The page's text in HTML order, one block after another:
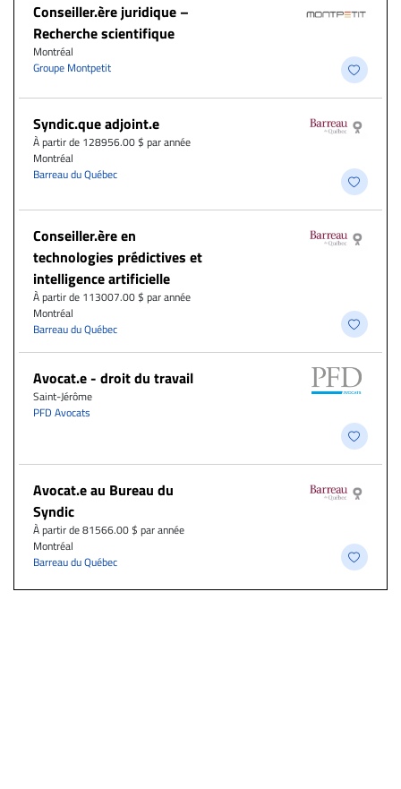
Conseiller.ère juridique –
Recherche scientifique
Montréal
Groupe Montpetit
Syndic.que adjoint.e
À partir de 128956.00 $ par année
Montréal
Barreau du Québec
Conseiller.ère en
technologies prédictives et
intelligence artificielle
À partir de 113007.00 $ par année
Montréal
Barreau du Québec
Avocat.e - droit du travail
Saint-Jérôme
PFD Avocats
Avocat.e au Bureau du
Syndic
À partir de 81566.00 $ par année
Montréal
Barreau du Québec